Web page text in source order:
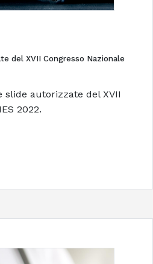
del XVII Congresso Nazionale
autorizzate del XVII
2022.